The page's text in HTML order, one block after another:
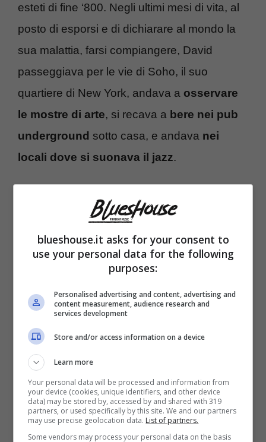
esteti di fine ‘800. Negli ultimi mesi di vita, al
posto di esporsi e di dichiarare al mondo la
sua malattia, farsi compiangere, David
passeggiava per le vie di Soho, il suo
quartiere di New York, andava a osservare
le mostre di arte, si recava a bere nei pub
underground sotto casa, e andava nei
locali dove si suonava il jazz.
L’idea di un nuovo ultimo disco jazz in
carriera
Ecco, l’idea era proprio quella di assorbire
tutte le influenze jazz, per concepire l’ultimo
blueshouse.it asks for your consent to
use your personal data for the following
purposes:
Personalised advertising and content, advertising and
content measurement, audience research and
services development
Store and/or access information on a device
Learn more
Your personal data will be processed and information from
your device (cookies, unique identifiers, and other device
data) may be stored by, accessed by and shared with 319
partners, or used specifically by this site. We and our partners
may use precise geolocation data. List of partners.
Some vendors may process your personal data on the basis